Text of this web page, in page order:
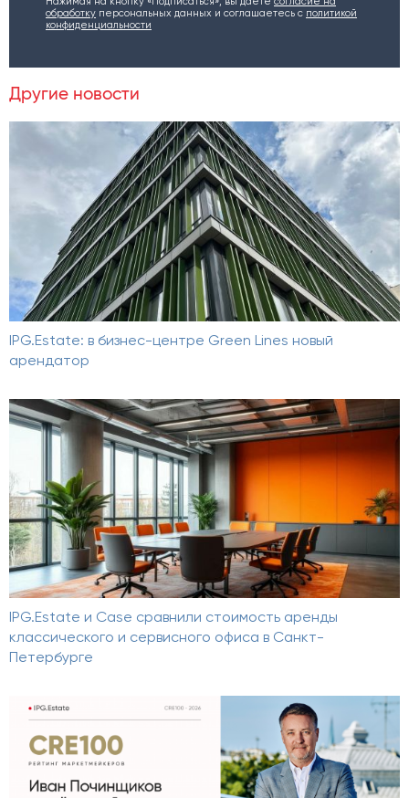
обработку персональных данных и соглашаетесь c политикой
конфиденциальности
Другие новости
IPG.Estate: в бизнес-центре Green Lines новый
арендатор
IPG.Estate и Case сравнили стоимость аренды
классического и сервисного офиса в Санкт-
Петербурге